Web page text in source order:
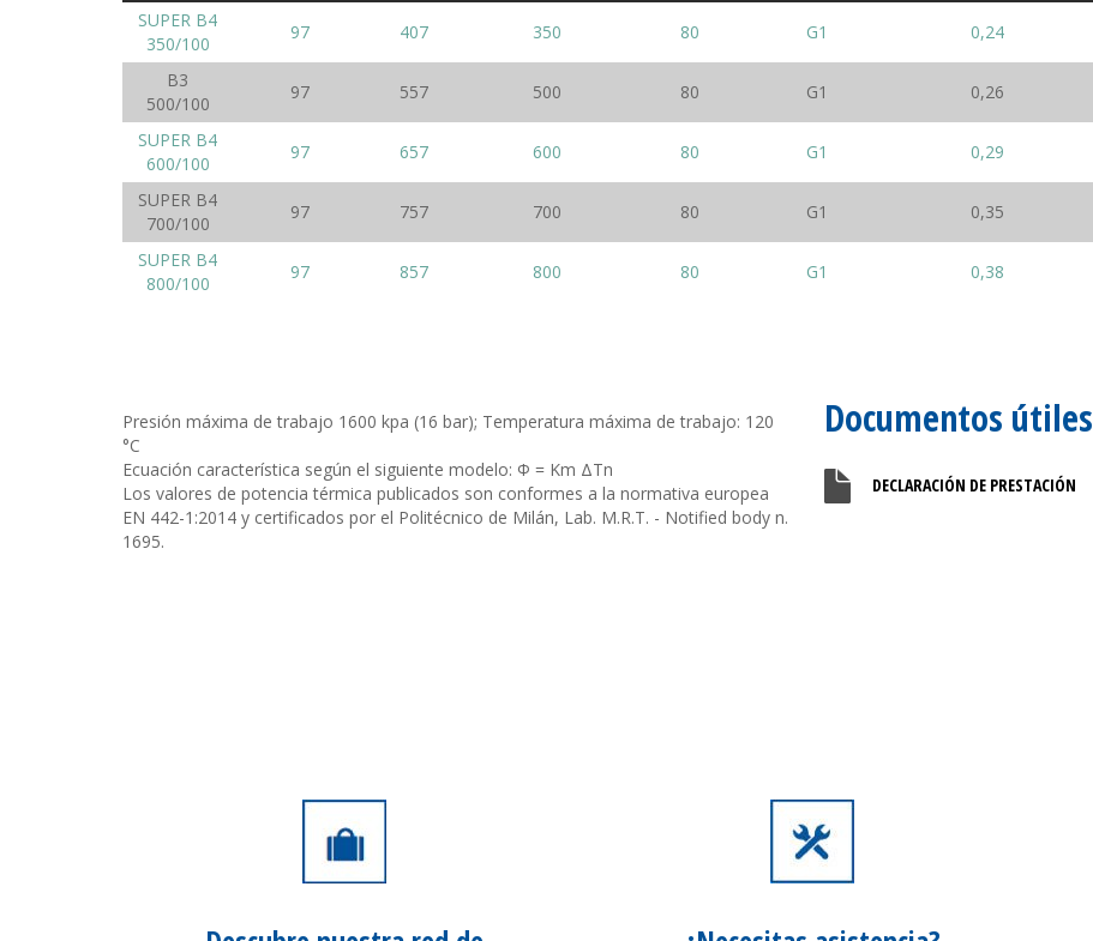
SUPER B4
350/100
97 407 350 80 G1 0,24
B3
500/100
97 557 500 80 G1 0,26
SUPER B4
600/100
97 657 600 80 G1 0,29
SUPER B4
700/100
97 757 700 80 G1 0,35
SUPER B4
800/100
97 857 800 80 G1 0,38
Presión máxima de trabajo 1600 kpa (16 bar); Temperatura máxima de trabajo: 120
°C
Ecuación característica según el siguiente modelo: Φ = Km ΔTn
Los valores de potencia térmica publicados son conformes a la normativa europea
EN 442-1:2014 y certificados por el Politécnico de Milán, Lab. M.R.T. - Notified body n.
1695.
Documentos útiles
DECLARACIÓN DE PRESTACIÓN